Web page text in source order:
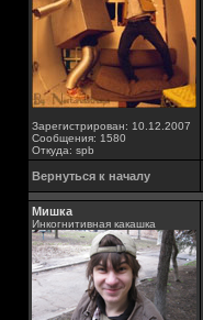
Зарегистрирован: 10.12.2007
Сообщения: 1580
Откуда: spb
Вернуться к началу
Мишка
Инкогнитивная какашка